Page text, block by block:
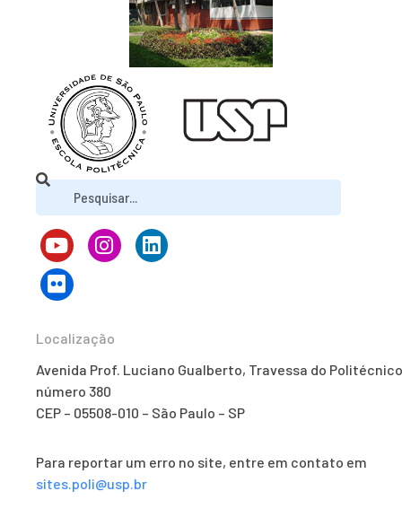
Localização
Avenida Prof. Luciano Gualberto, Travessa do
número 380
CEP – 05508-010 – São Paulo – SP
Para reportar um erro no site, entre em contato em
sites.poli@usp.br